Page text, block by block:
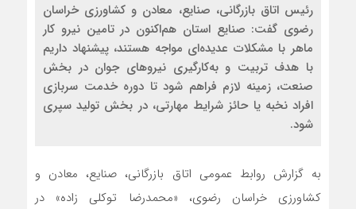
رئیس اتاق بازرگانی، صنایع، معادن و کشاورزی خراسان
رضوی گفت: صنایع استان هم‌اکنون در تامین نیرو کار
ماهر با مشکلات عدیده‌ای مواجه هستند، پیشنهاد داریم
با هدف تربیت و به‌کارگیری نیروهای جوان در بخش
صنعت، زمینه لازم فراهم شود تا دوره خدمت سربازی
افراد نخبه یا حائز شرایط مهارتی، در بخش تولید سپری
شود.
به گزارش روابط عمومی اتاق بازرگانی، صنایع، معادن و
کشاورزی خراسان رضوی، «محمدرضا توکلی زاده» در